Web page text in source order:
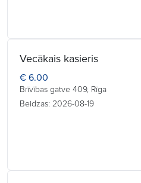
Vecākais kasieris
€ 6.00
Brīvības gatve 409, Rīga
Beidzas: 2026-08-19